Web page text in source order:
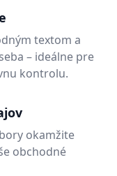
textom a
– ideálne pre
kontrolu.
okamžite
obchodné